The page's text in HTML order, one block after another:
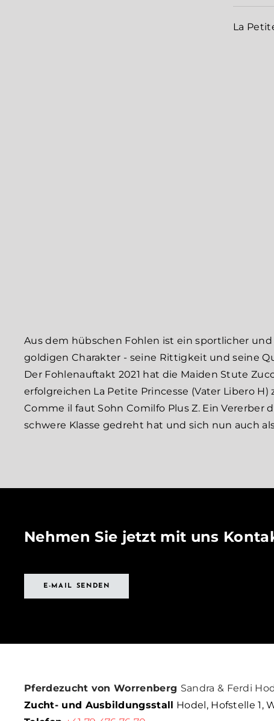
La
Aus dem hübschen Fohlen ist ein sportlicher
goldigen Charakter - seine Rittigkeit und seine
​Der Fohlenauftakt 2021 hat die Maiden Stute
erfolgreichen La Petite Princesse (Vater Libero
Comme il faut Sohn Comilfo Plus Z. Ein
schwere Klasse gedreht hat und sich nun auch
Nehmen Sie jetzt mit uns
E-MAIL SENDEN
Pferdezucht von Worrenberg Sandra & Ferdi
Zucht- und Ausbildungsstall Hodel, Hofstelle 1,